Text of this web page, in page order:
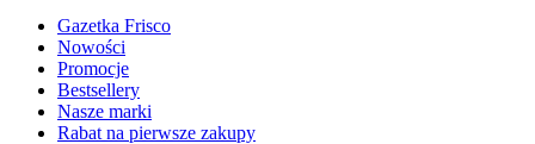
Gazetka Frisco
Nowości
Promocje
Bestsellery
Nasze marki
Rabat na pierwsze zakupy